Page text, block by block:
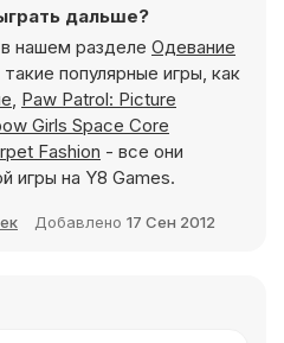
дальше?
нашем разделе Одевание
популярные игры, как
, Paw Patrol: Picture
Girls Space Core
Fashion - все они
игры на Y8 Games.
Добавлено 17 Сен 2012